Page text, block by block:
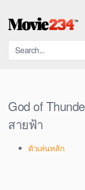
content
God of
สายฟ้า
ตัวเล่นหลัก